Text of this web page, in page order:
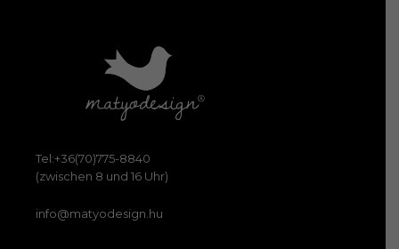
Tel:+36(70)775-8840
(zwischen 8 und 16 Uhr)
info@matyodesign.hu